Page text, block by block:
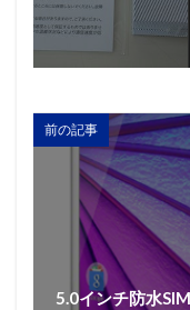
前の記事
5.0インチ防水